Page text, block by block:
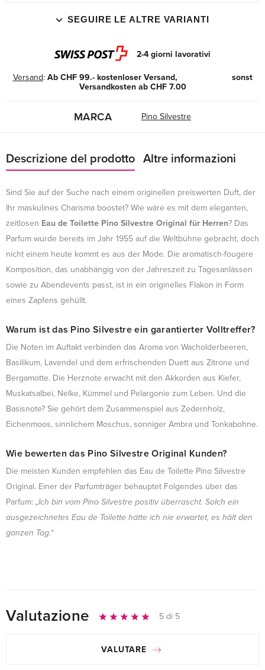
SEGUIRE LE ALTRE VARIANTI
2-4 giorni lavorativi
Versand: Ab CHF 99.- kostenloser Versand, sonst
Versandkosten ab CHF 7.00
MARCA Pino Silvestre
Descrizione del prodotto Altre informazioni
Sind Sie auf der Suche nach einem originellen preiswerten Duft, der
Ihr maskulines Charisma boostet? Wie wäre es mit dem eleganten,
zeitlosen Eau de Toilette Pino Silvestre Original für Herren? Das
Parfum wurde bereits im Jahr 1955 auf die Weltbühne gebracht, doch
nicht einem heute kommt es aus der Mode. Die aromatisch-fougere
Komposition, das unabhängig von der Jahreszeit zu Tagesanlässen
sowie zu Abendevents passt, ist in ein originelles Flakon in Form
eines Zapfens gehüllt.
Warum ist das Pino Silvestre ein garantierter Volltreffer?
Die Noten im Auftakt verbinden das Aroma von Wacholderbeeren,
Basilikum, Lavendel und dem erfrischenden Duett aus Zitrone und
Bergamotte. Die Herznote erwacht mit den Akkorden aus Kiefer,
Muskatsalbei, Nelke, Kümmel und Pelargonie zum Leben. Und die
Basisnote? Sie gehört dem Zusammenspiel aus Zedernholz,
Eichenmoos, sinnlichem Moschus, sonniger Ambra und Tonkabohne.
Wie bewerten das Pino Silvestre Original Kunden?
Die meisten Kunden empfehlen das Eau de Toilette Pino Silvestre
Original. Einer der Parfumträger behauptet Folgendes über das
Parfum: „Ich bin vom Pino Silvestre positiv überrascht. Solch ein
ausgezeichnetes Eau de Toilette hätte ich nie erwartet, es hält den
ganzen Tag.“
Valutazione 5 di 5
VALUTARE